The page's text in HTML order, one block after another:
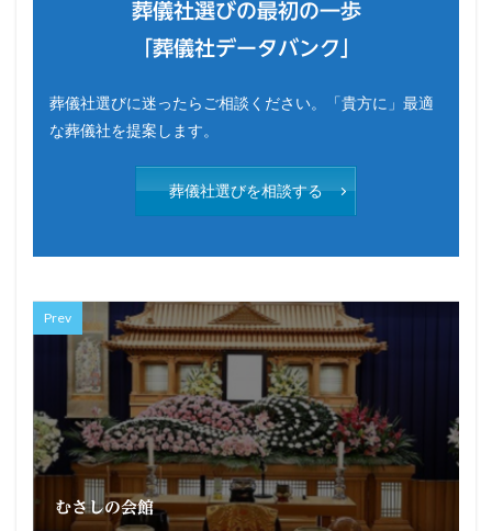
葬儀社選びの最初の一歩
「葬儀社データバンク」
葬儀社選びに迷ったらご相談ください。「貴方に」最適
な葬儀社を提案します。
葬儀社選びを相談する
Prev
むさしの会館